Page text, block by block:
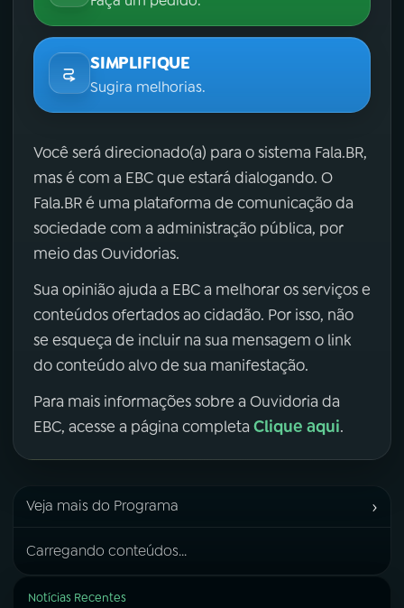
SIMPLIFIQUE
Sugira melhorias.
Você será direcionado(a) para o sistema Fala.BR,
mas é com a EBC que estará dialogando. O
Fala.BR é uma plataforma de comunicação da
sociedade com a administração pública, por
meio das Ouvidorias.
Sua opinião ajuda a EBC a melhorar os serviços e
conteúdos ofertados ao cidadão. Por isso, não
se esqueça de incluir na sua mensagem o link
do conteúdo alvo de sua manifestação.
Para mais informações sobre a Ouvidoria da
EBC, acesse a página completa Clique aqui.
Veja mais do Programa ›
Carregando conteúdos...
Notícias Recentes